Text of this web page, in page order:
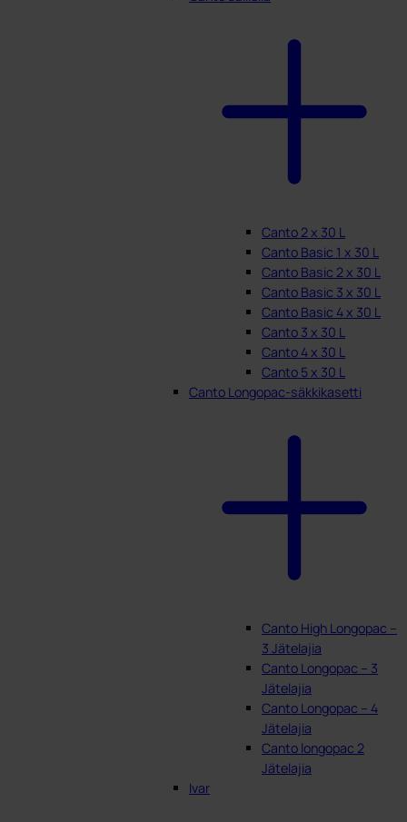
Canto 2 x 30 L
Canto Basic 1 x 30 L
Canto Basic 2 x 30 L
Canto Basic 3 x 30 L
Canto Basic 4 x 30 L
Canto 3 x 30 L
Canto 4 x 30 L
Canto 5 x 30 L
Canto Longopac-säkkikasetti
Canto High Longopac –
3 Jätelajia
Canto Longopac – 3
Jätelajia
Canto Longopac – 4
Jätelajia
Canto longopac 2
Jätelajia
Ivar